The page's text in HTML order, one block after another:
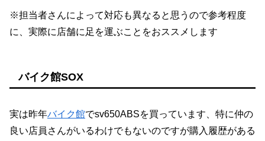
※担当者さんによって対応も異なると思うので参考程度
に、実際に店舗に足を運ぶことをおススメします
バイク館SOX
実は昨年バイク館でsv650ABSを買っています、特に仲の
良い店員さんがいるわけでもないのですが購入履歴がある